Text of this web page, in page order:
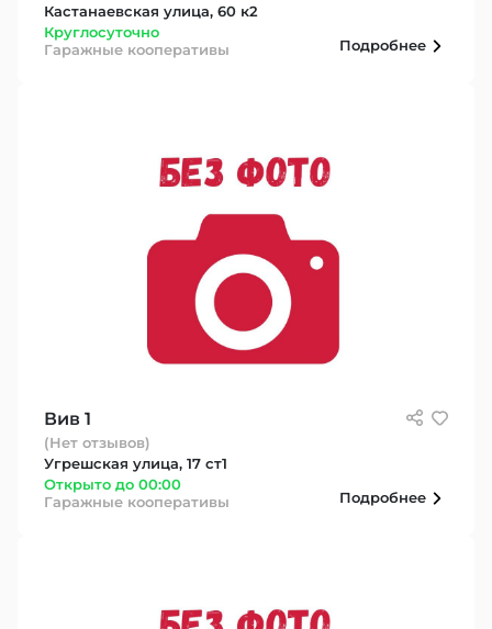
Кастанаевская улица, 60 к2
Круглосуточно
Гаражные кооперативы
Подробнее
Вив 1
(Нет отзывов)
Угрешская улица, 17 ст1
Открыто до 00:00
Гаражные кооперативы
Подробнее